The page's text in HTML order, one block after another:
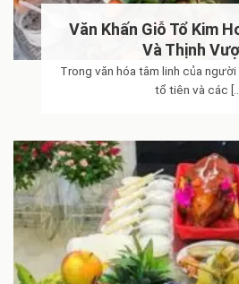
Mệnh lý học
Văn khấn
Văn Khấn Giỗ Tổ Kim
Và Thịnh
Trong văn hóa tâm linh của
tổ tiên và các